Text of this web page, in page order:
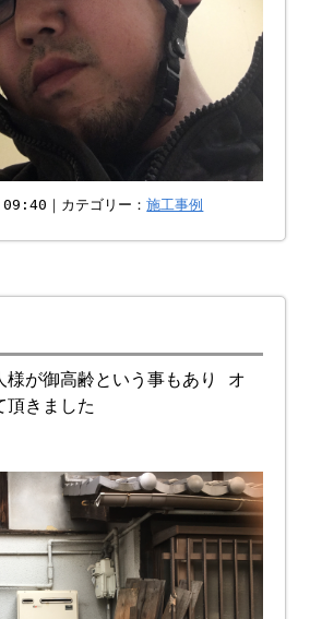
｜カテゴリー：施工事例
様が御高齢という事もあり オ
頂きました